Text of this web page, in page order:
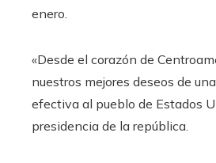
enero.
«Desde el corazón de
nuestros mejores deseos de
efectiva al pueblo de Estados
presidencia de la república.